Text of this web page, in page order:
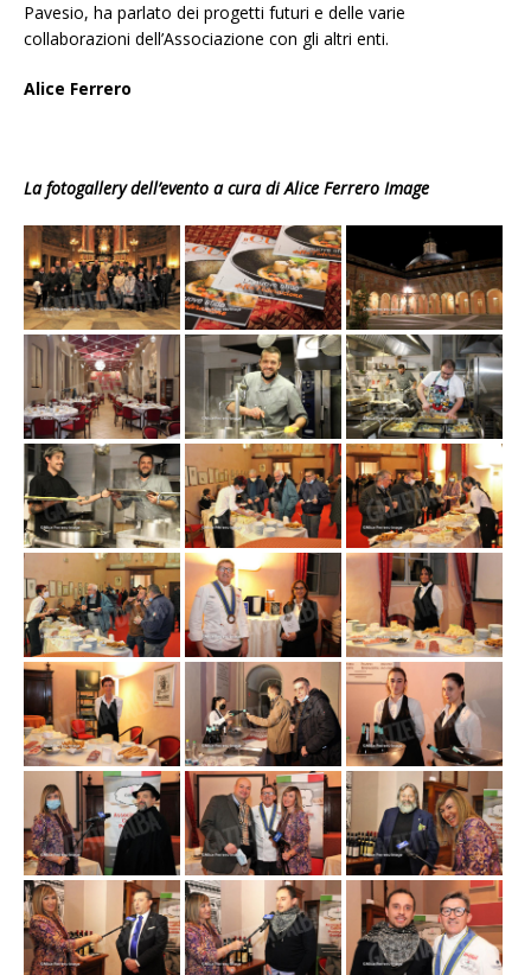
Pavesio, ha parlato dei progetti futuri e delle varie
collaborazioni dell’Associazione con gli altri enti.
Alice Ferrero
La fotogallery dell’evento a cura di Alice Ferrero Image